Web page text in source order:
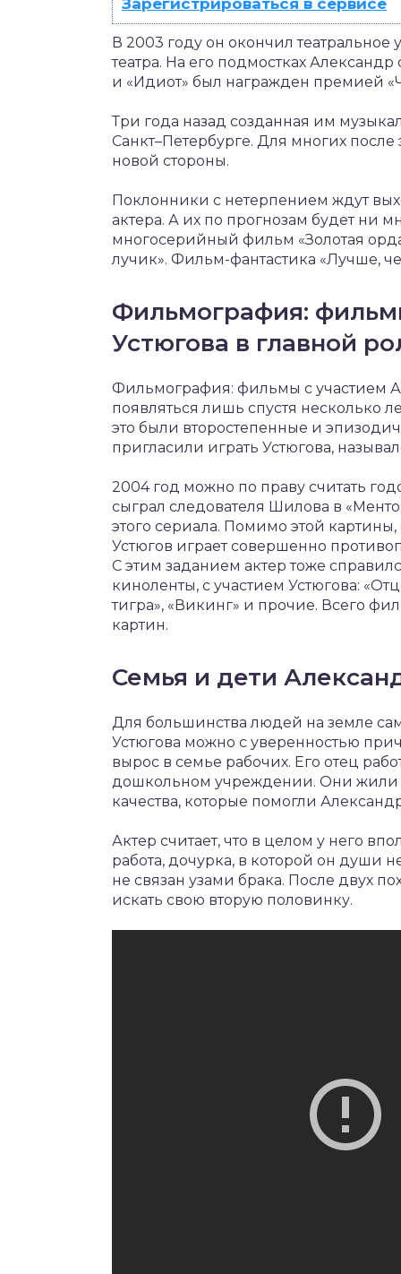
Зарегистрироваться в сервисе
В 2003 году он окончил
театра. На его подмостках
и «Идиот» был награжден премией
Три года назад созданная им
Санкт–Петербурге. Для многих
новой стороны.
Поклонники с нетерпением ждут
актера. А их по прогнозам будет ни
многосерийный фильм «Золотая
лучик». Фильм-фантастика «Лучше,
Фильмография:
Устюгова в главной
Фильмография: фильмы с участием
появляться лишь спустя несколько
это были второстепенные и
пригласили играть Устюгова,
2004 год можно по праву считать
сыграл следователя Шилова в
этого сериала. Помимо этой
Устюгов играет совершенно
С этим заданием актер тоже
киноленты, с участием Устюгова:
тигра», «Викинг» и прочие. Всего
картин.
Семья и дети
Для большинства людей на земле
Устюгова можно с уверенностью
вырос в семье рабочих. Его отец
дошкольном учреждении. Они жили
качества, которые помогли
Актер считает, что в целом у него
работа, дочурка, в которой он души
не связан узами брака. После двух
искать свою вторую половинку.